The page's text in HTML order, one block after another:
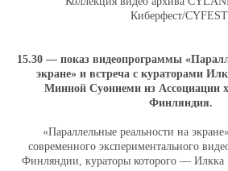
Киберфест/
15.30 — показ видеопрограммы
экране» и встреча с кураторами
Минной Суониеми из Ассоциации
Финляндия.
«Параллельные реальности на
современного экспериментального
Финляндии, кураторы которого — Илкка